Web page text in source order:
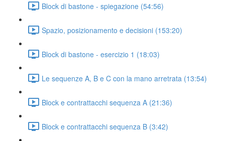
Block di bastone - spiegazione (54:56)
Spazio, posizionamento e decisioni (153:20)
Block di bastone - esercizio 1 (18:03)
Le sequenze A, B e C con la mano arretrata (13:54)
Block e contrattacchi sequenza A (21:36)
Block e contrattacchi sequenza B (3:42)